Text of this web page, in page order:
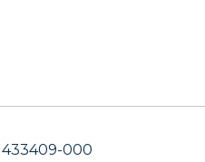
433409-000